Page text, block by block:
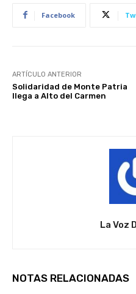
Facebook
ARTÍCULO ANTERIOR
Solidaridad de Monte Patria
llega a Alto del Carmen
La Voz
NOTAS RELACIONADAS